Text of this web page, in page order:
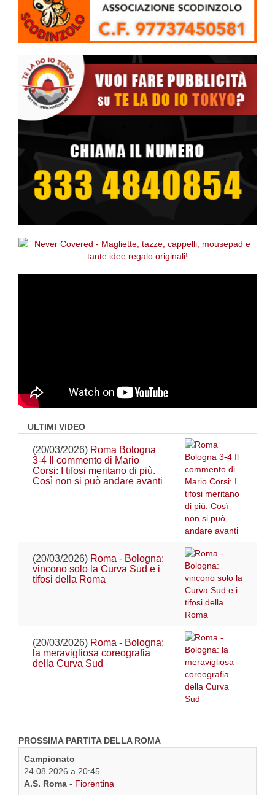
ULTIMI VIDEO
(20/03/2026) Roma Bologna
3-4 Il commento di Mario
Corsi: I tifosi meritano di più.
Così non si può andare avanti
(20/03/2026) Roma - Bologna:
vincono solo la Curva Sud e i
tifosi della Roma
(20/03/2026) Roma - Bologna:
la meravigliosa coreografia
della Curva Sud
PROSSIMA PARTITA DELLA ROMA
Campionato
24.08.2026 a 20:45
A.S. Roma - Fiorentina